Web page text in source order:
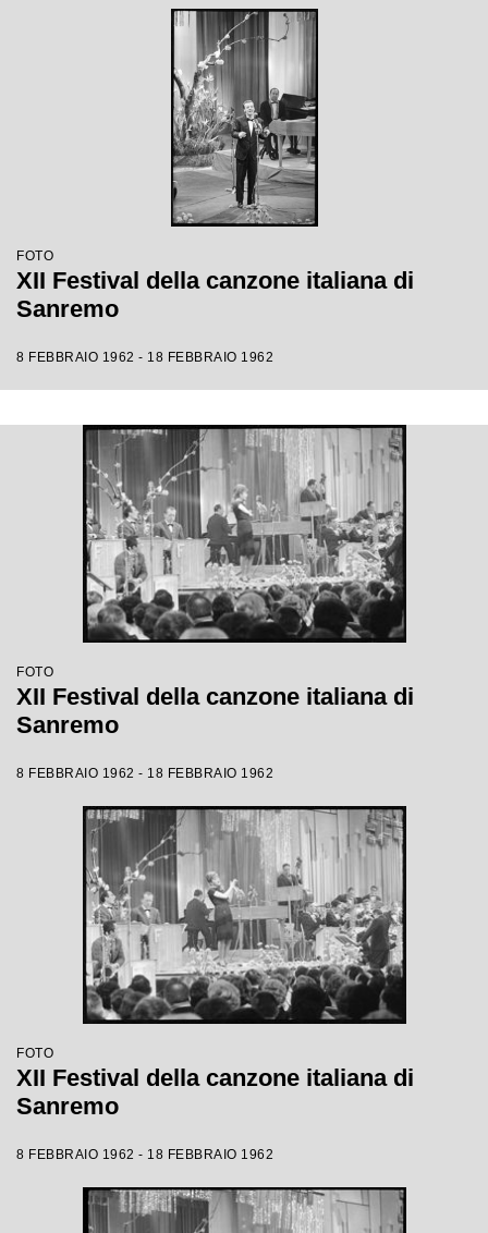
FOTO
XII Festival della canzone italiana di
Sanremo
8 FEBBRAIO 1962 - 18 FEBBRAIO 1962
FOTO
XII Festival della canzone italiana di
Sanremo
8 FEBBRAIO 1962 - 18 FEBBRAIO 1962
FOTO
XII Festival della canzone italiana di
Sanremo
8 FEBBRAIO 1962 - 18 FEBBRAIO 1962